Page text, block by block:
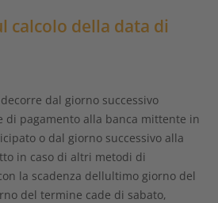
calcolo della data di
dal giorno successivo
di pagamento alla banca mittente in
o dal giorno successivo alla
in caso di altri metodi di
la scadenza dellultimo giorno del
del termine cade di sabato,